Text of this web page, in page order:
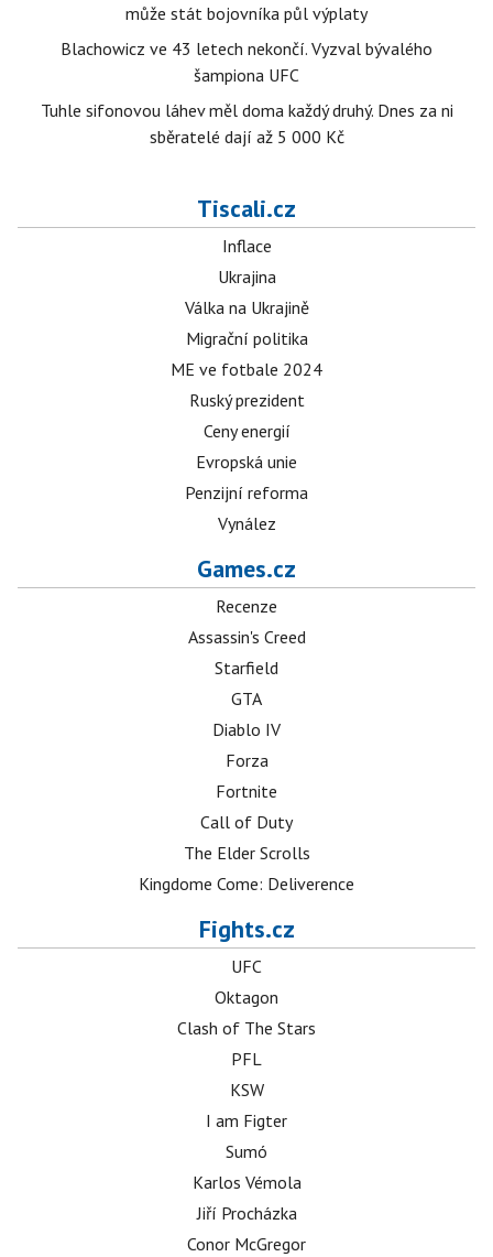
může stát bojovníka půl výplaty
Blachowicz ve 43 letech nekončí. Vyzval bývalého
šampiona UFC
Tuhle sifonovou láhev měl doma každý druhý. Dnes za ni
sběratelé dají až 5 000 Kč
Tiscali.cz
Inflace
Ukrajina
Válka na Ukrajině
Migrační politika
ME ve fotbale 2024
Ruský prezident
Ceny energií
Evropská unie
Penzijní reforma
Vynález
Games.cz
Recenze
Assassin's Creed
Starfield
GTA
Diablo IV
Forza
Fortnite
Call of Duty
The Elder Scrolls
Kingdome Come: Deliverence
Fights.cz
UFC
Oktagon
Clash of The Stars
PFL
KSW
I am Figter
Sumó
Karlos Vémola
Jiří Procházka
Conor McGregor